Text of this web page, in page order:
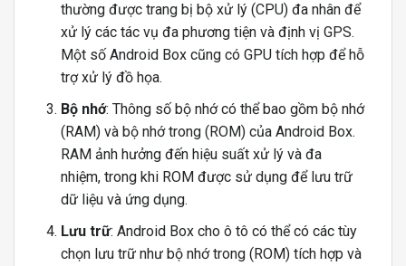
thường được trang bị bộ xử lý (CPU) đa nhân để
xử lý các tác vụ đa phương tiện và định vị GPS.
Một số Android Box cũng có GPU tích hợp để hỗ
trợ xử lý đồ họa.
Bộ nhớ: Thông số bộ nhớ có thể bao gồm bộ nhớ
(RAM) và bộ nhớ trong (ROM) của Android Box.
RAM ảnh hưởng đến hiệu suất xử lý và đa
nhiệm, trong khi ROM được sử dụng để lưu trữ
dữ liệu và ứng dụng.
Lưu trữ: Android Box cho ô tô có thể có các tùy
chọn lưu trữ như bộ nhớ trong (ROM) tích hợp và